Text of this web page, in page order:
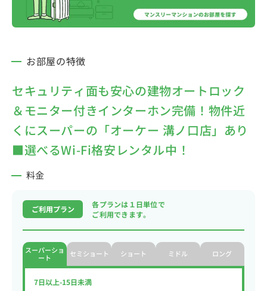
お部屋の特徴
セキュリティ面も安心の建物オートロック
＆モニター付きインターホン完備！物件近
くにスーパーの「オーケー 溝ノ口店」あり
■選べるWi-Fi格安レンタル中！
料金
ご利用プラン
各プランは１日単位で
ご利用できます。
スーパーショ
ート
セミショート ショート ミドル ロング
7日以上-15日未満